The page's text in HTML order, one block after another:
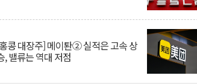
콩 대장주] 메이퇀② 실적은 고속 상
, 밸류는 역대 저점